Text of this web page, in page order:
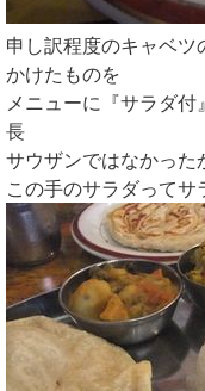
申し訳程度のキャベ
かけたものを
メニューに『サラダ
長
サウザンではなかった
この手のサラダって